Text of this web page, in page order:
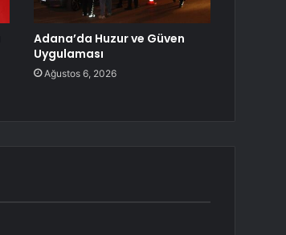
Adana’da Huzur ve Güven
Uygulaması
Ağustos 6, 2026